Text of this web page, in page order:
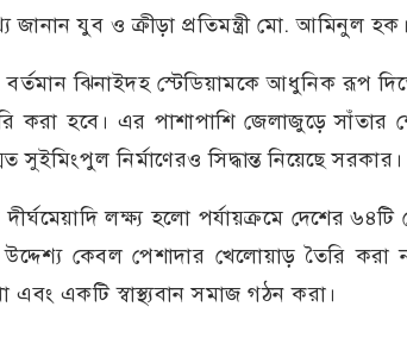
জানান যুব ও ক্রীড়া প্রতিমন্ত্রী মো. আমিনুল হক।
বর্তমান ঝিনাইদহ স্টেডিয়ামকে আধুনিক রূপ
করা হবে। এর পাশাপাশি জেলাজুড়ে সাঁতার
নির্মাণেরও সিদ্ধান্ত নিয়েছে সরকার।
লক্ষ্য হলো পর্যায়ক্রমে দেশের
কেবল পেশাদার খেলোয়াড় তৈরি করা
একটি স্বাস্থ্যবান সমাজ গঠন করা।